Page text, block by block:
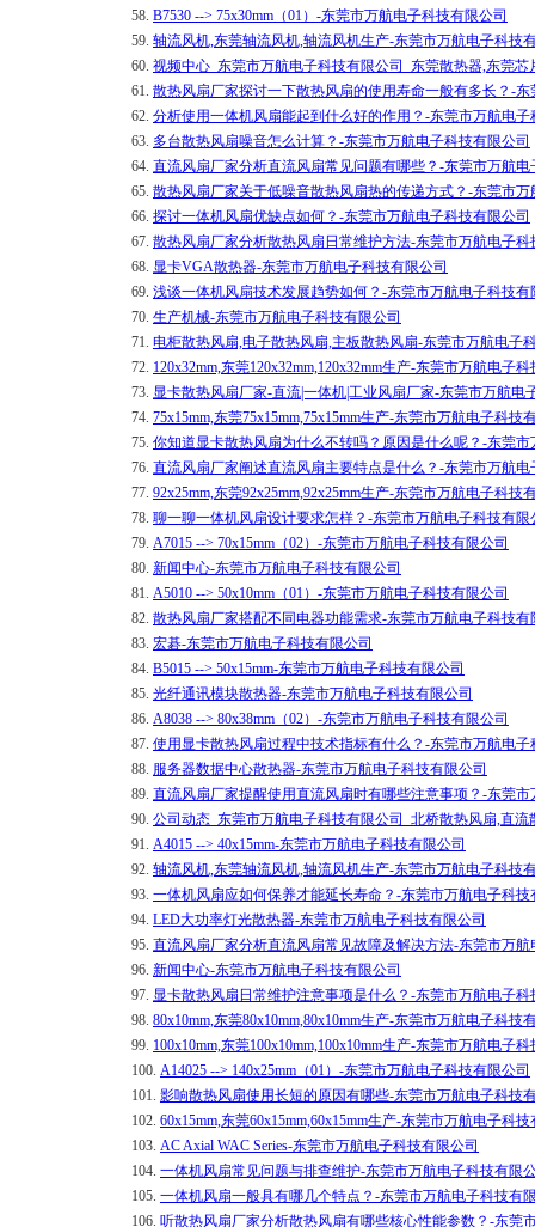
58. B7530 --> 75x30mm（01）-东莞市万航电子科技有限公司
59. 轴流风机,东莞轴流风机,轴流风机生产-东莞市万航电子科技
60. 视频中心_东莞市万航电子科技有限公司_东莞散热器,东莞
61. 散热风扇厂家探讨一下散热风扇的使用寿命一般有多长？-
62. 分析使用一体机风扇能起到什么好的作用？-东莞市万航电子
63. 多台散热风扇噪音怎么计算？-东莞市万航电子科技有限公司
64. 直流风扇厂家分析直流风扇常见问题有哪些？-东莞市万航电
65. 散热风扇厂家关于低噪音散热风扇热的传递方式？-东莞市
66. 探讨一体机风扇优缺点如何？-东莞市万航电子科技有限公司
67. 散热风扇厂家分析散热风扇日常维护方法-东莞市万航电子科
68. 显卡VGA散热器-东莞市万航电子科技有限公司
69. 浅谈一体机风扇技术发展趋势如何？-东莞市万航电子科技有
70. 生产机械-东莞市万航电子科技有限公司
71. 电柜散热风扇,电子散热风扇,主板散热风扇-东莞市万航电子
72. 120x32mm,东莞120x32mm,120x32mm生产-东莞市万航电子
73. 显卡散热风扇厂家-直流|一体机|工业风扇厂家-东莞市万航电
74. 75x15mm,东莞75x15mm,75x15mm生产-东莞市万航电子科技
75. 你知道​显卡散热风扇为什么不转吗？原因是什么呢？-东莞
76. 直流风扇厂家阐述直流风扇主要特点是什么？-东莞市万航电
77. 92x25mm,东莞92x25mm,92x25mm生产-东莞市万航电子科技
78. 聊一聊一体机风扇设计要求怎样？-东莞市万航电子科技有限
79. A7015 --> 70x15mm（02）-东莞市万航电子科技有限公司
80. 新闻中心-东莞市万航电子科技有限公司
81. A5010 --> 50x10mm（01）-东莞市万航电子科技有限公司
82. 散热风扇厂家搭配不同电器功能需求-东莞市万航电子科技有
83. 宏碁-东莞市万航电子科技有限公司
84. B5015 --> 50x15mm-东莞市万航电子科技有限公司
85. 光纤通讯模块散热器-东莞市万航电子科技有限公司
86. A8038 --> 80x38mm（02）-东莞市万航电子科技有限公司
87. 使用显卡散热风扇过程中技术指标有什么？-东莞市万航电子
88. 服务器数据中心散热器-东莞市万航电子科技有限公司
89. 直流风扇厂家提醒使用直流风扇时有哪些注意事项？-东莞
90. 公司动态_东莞市万航电子科技有限公司_北桥散热风扇,直
91. A4015 --> 40x15mm-东莞市万航电子科技有限公司
92. 轴流风机,东莞轴流风机,轴流风机生产-东莞市万航电子科技
93. 一体机风扇应如何保养才能延长寿命？-东莞市万航电子科技
94. LED大功率灯光散热器-东莞市万航电子科技有限公司
95. 直流风扇厂家分析直流风扇常见故障及解决方法-东莞市万
96. 新闻中心-东莞市万航电子科技有限公司
97. 显卡散热风扇日常维护注意事项是什么？-东莞市万航电子科
98. 80x10mm,东莞80x10mm,80x10mm生产-东莞市万航电子科技
99. 100x10mm,东莞100x10mm,100x10mm生产-东莞市万航电子
100. A14025 --> 140x25mm（01）-东莞市万航电子科技有限公司
101. 影响散热风扇使用长短的原因有哪些-东莞市万航电子科技
102. 60x15mm,东莞60x15mm,60x15mm生产-东莞市万航电子科
103. AC Axial WAC Series-东莞市万航电子科技有限公司
104. 一体机风扇常见问题与排查维护-东莞市万航电子科技有限
105. 一体机风扇一般具有哪几个特点？-东莞市万航电子科技有
106. 听散热风扇厂家分析散热风扇有哪些核心性能参数？-东莞